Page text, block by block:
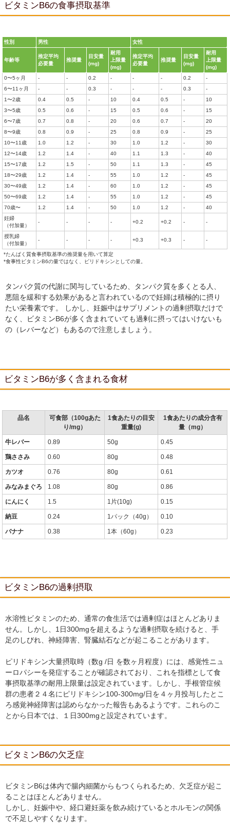
ビタミンB6の食事摂取基準
性別 男性 女性
年齢等
推定平均
必要量
推奨量
目安量
(mg)
耐用
上限量
(mg)
推定平均
必要量
推奨量
目安量
(mg)
耐用
上限量
(mg)
0〜5ヶ月
- - 0.2 - - - 0.2
-
6〜11ヶ月
- - 0.3 - - - 0.3
-
1〜2歳
0.4 0.5 - 10 0.4 0.5 -
10
3〜5歳
0.5 0.6 - 15 0.5 0.6 -
15
6〜7歳
0.7 0.8 - 20 0.6 0.7 -
20
8〜9歳
0.8 0.9 - 25 0.8 0.9 -
25
10〜11歳
1.0 1.2 - 30 1.0 1.2 -
30
12〜14歳
1.2 1.4 - 40 1.1 1.3 -
40
15〜17歳
1.2 1.5 - 50 1.1 1.3 -
45
18〜29歳
1.2 1.4 - 55 1.0 1.2 -
45
30〜49歳
1.2 1.4 - 60 1.0 1.2 -
45
50〜69歳
1.2 1.4 - 55 1.0 1.2 -
45
70歳〜
1.2 1.4 - 50 1.0 1.2 -
40
妊婦
（付加量）
- - - - +0.2 +0.2 - -
授乳婦
（付加量）
- - - - +0.3 +0.3 - -
*たんぱく質食事摂取基準の推奨量を用いて算定
*食事性ビタミンB6の量ではなく、ピリドキシンとしての量。
タンパク質の代謝に関与しているため、タンパク質を多くとる人、
悪阻を緩和する効果があると言われているので妊婦は積極的に摂り
たい栄養素です。 しかし、妊娠中はサプリメントの過剰摂取だけで
なく、ビタミンB6が多く含まれていても過剰に摂ってはいけないも
の（レバーなど）もあるので注意しましょう。
ビタミンB6が多く含まれる食材
品名
可食部（100gあた
り/mg）
1食あたりの目安
重量(g)
1食あたりの成分含有
量（mg）
牛レバー 0.89 50g 0.45
鶏ささみ 0.60 80g 0.48
カツオ 0.76 80g 0.61
みなみまぐろ 1.08 80g 0.86
にんにく 1.5 1片(10g) 0.15
納豆 0.24 1パック（40g） 0.10
バナナ 0.38 1本（60g） 0.23
ビタミンB6の過剰摂取
水溶性ビタミンのため、通常の食生活では過剰症はほとんどありま
せん。しかし、1日300mgを超えるような過剰摂取を続けると、手
足のしびれ、神経障害、腎臓結石などが起こることがあります。
ピリドキシン大量摂取時（数g /日 を数ヶ月程度）には、感覚性ニュ
ーロパシーを発症することが確認されており、これを指標として食
事摂取基準の耐用上限量は設定されています。しかし、手根管症候
群の患者２４名にピリドキシン100-300mg/日を４ヶ月投与したとこ
ろ感覚神経障害は認めらなかった報告もあるようです。これらのこ
とから日本では、１日300mgと設定されています。
ビタミンB6の欠乏症
ビタミンB6は体内で腸内細菌からもつくられるため、欠乏症が起こ
ることはほとんどありません。
しかし、妊娠中や、経口避妊薬を飲み続けているとホルモンの関係
で不足しやすくなります。